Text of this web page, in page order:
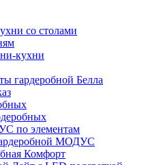
со столами
кухни
гардеробной Белла
по элементам
МОДУС
Комфорт